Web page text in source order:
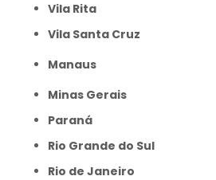
Vila Rita
Vila Santa Cruz
Manaus
Minas Gerais
Paraná
Rio Grande do Sul
Rio de Janeiro